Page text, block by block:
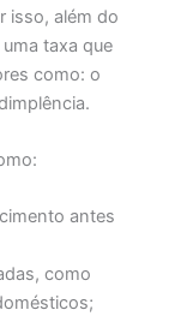
isso, além do
taxa que
como: o
antes
como